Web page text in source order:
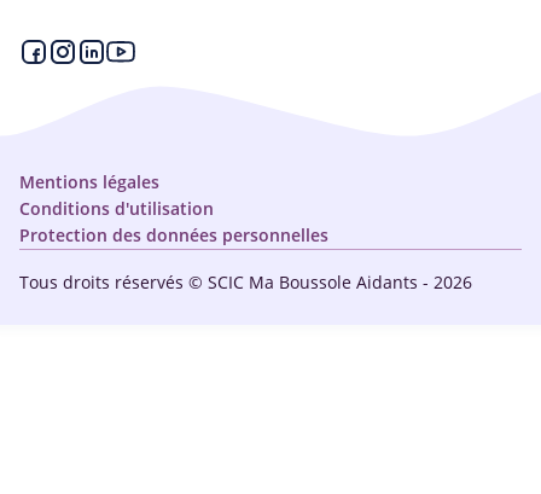
Aides financières et congés
Qui sommes-nous ?
Tous droits réservés © SCIC Ma Boussole Aidants - 2026
Mentions légales
Conditions d'utilisation
Protection des données personnelles